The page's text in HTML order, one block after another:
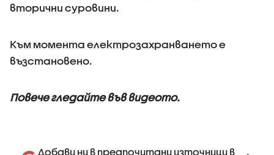
вторични суровини.
Към момента електрозахранването е
възстановено.
Повече гледайте във видеото.
Добави ни в предпочитани източници в